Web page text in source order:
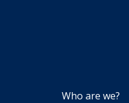
Who are we?